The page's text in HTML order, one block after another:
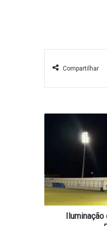
Compartilhar
estádio
Pereirão
em
Iluminação